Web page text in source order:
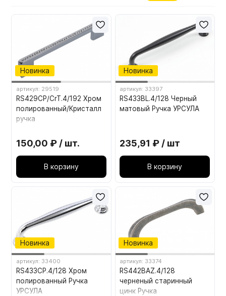
Новинка
артикул: 29519
RS429CP/CrT.4/192 Хром
полированный/Кристалл
ручка
150,00 ₽ / шт.
В корзину
Новинка
артикул: 33397
RS433BL.4/128 Черный
матовый Ручка УРСУЛА
235,91 ₽ / шт
В корзину
Новинка
артикул: 33400
RS433CP.4/128 Хром
полированный Ручка
УРСУЛА
Новинка
артикул: 33374
RS442BAZ.4/128
черненый старинный
цинк Ручка